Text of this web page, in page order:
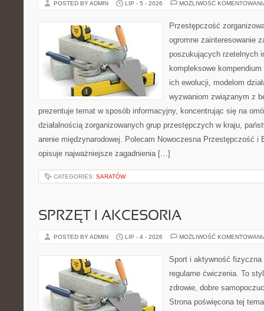
POSTED BY ADMIN LIP - 5 - 2026 MOŻLIWOŚĆ
Przestępczość
ogromne zainteresowanie
poszukujących rzetelnych
kompleksowe
ich ewolucji, modelom
wyzwaniom związanym z
prezentuje temat w sposób informacyjny, koncentrując się na
działalnością zorganizowanych grup przestępczych w kraju,
arenie międzynarodowej. Polecam Nowoczesna Przestępczość i
opisuje najważniejsze zagadnienia […]
CATEGORIES: SARATÓW
SPRZĘT I AKCESORIA
POSTED BY ADMIN LIP - 4 - 2026 MOŻLIWOŚĆ
Sport i aktywność
regularne ćwiczenia. To
zdrowie, dobre
Strona poświęcona tej